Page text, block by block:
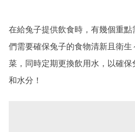
在給兔子提供飲食時，有幾個重
們需要確保兔子的食物清新且衛
菜，同時定期更換飲用水，以確
和水分！